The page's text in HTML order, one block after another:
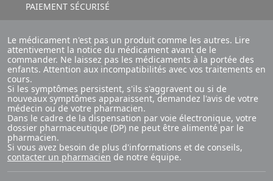
PAIEMENT SÉCURISÉ
Le médicament n'est pas un produit comme les autres. Lire
attentivement la notice du médicament avant de le
commander. Ne laissez pas les médicaments à la portée des
enfants. Attention aux incompatibilités avec vos traitements en
cours.
Si les symptômes persistent, s'ils s'aggravent ou si de
nouveaux symptômes apparaissent, demandez l'avis de votre
médecin ou de votre pharmacien.
Dans le cadre de la dispensation par voie électronique, votre
dossier pharmaceutique (DP) ne peut être alimenté par le
pharmacien.
Si vous avez besoin de plus d'informations et de conseils,
contacter un pharmacien de notre équipe.